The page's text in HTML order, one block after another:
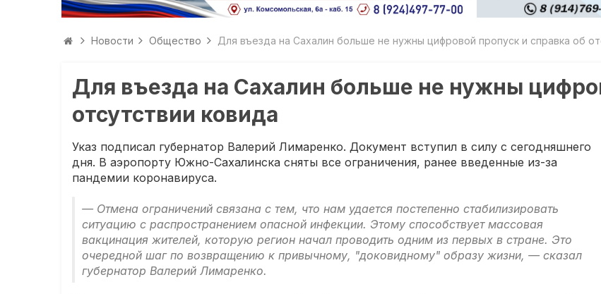
Новости Общество Для въезда на Сахалин больше не нужны цифровой пропуск и справка об
Для въезда на Сахалин больше не нужны
отсутствии ковида
Указ подписал губернатор Валерий Лимаренко. Документ вступил в силу с сегодняшнего
дня. В аэропорту Южно-Сахалинска сняты все ограничения, ранее введенные из-за
пандемии коронавируса.
— Отмена ограничений связана с тем, что нам удается постепенно стабилизировать
ситуацию с распространением опасной инфекции. Этому способствует массовая
вакцинация жителей, которую регион начал проводить одним из первых в стране. Это
очередной шаг по возвращению к привычному, "доковидному" образу жизни, — сказал
губернатор Валерий Лимаренко.